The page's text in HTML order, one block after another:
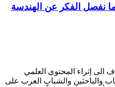
نفصل الفكر عن الهندسة
الى إثراء المحتوى العلمي
وتشجيع الكتاب والباحثين والشباب العرب على